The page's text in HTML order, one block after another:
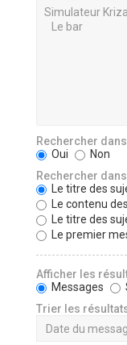
Rechercher
Oui
Non
Rechercher
Le titre des
Le contenu
Le titre des
Le premier
Afficher les
Messages
Trier les